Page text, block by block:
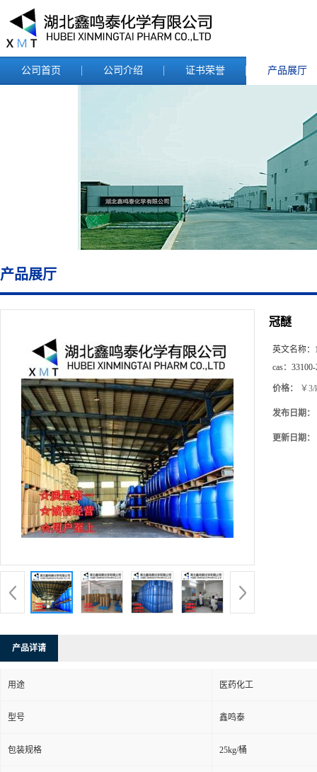
公司首页 公司介绍 证书荣誉 产品展厅
产品展厅
冠醚
英文名称：
cas：
价格： ￥3/
发布日期：
更新日期：
产品详请
用途 医药化工
型号 鑫鸣泰
包装规格 25kg/桶